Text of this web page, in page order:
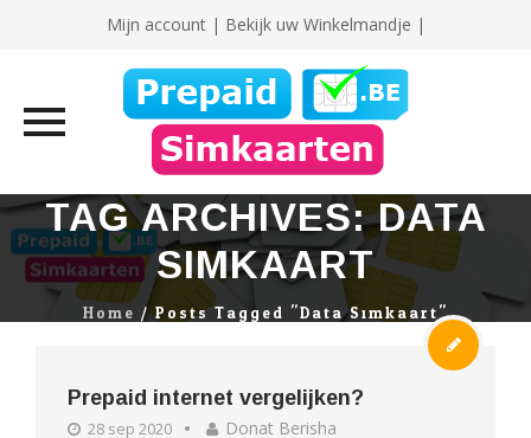
Mijn account| Bekijk uw Winkelmandje |
Skip
to
content
TAG ARCHIVES:DATA
SIMKAART
Home /Posts Tagged "data Simkaart"
Prepaid internet vergelijken?
28 sep 2020
Donat Berisha